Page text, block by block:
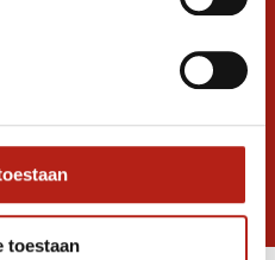
toestaan
en
Inschrijven voor